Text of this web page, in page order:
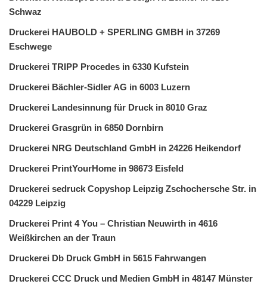
Schwaz
Druckerei HAUBOLD + SPERLING GMBH in 37269
Eschwege
Druckerei TRIPP Procedes in 6330 Kufstein
Druckerei Bächler-Sidler AG in 6003 Luzern
Druckerei Landesinnung für Druck in 8010 Graz
Druckerei Grasgrün in 6850 Dornbirn
Druckerei NRG Deutschland GmbH in 24226 Heikendorf
Druckerei PrintYourHome in 98673 Eisfeld
Druckerei sedruck Copyshop Leipzig Zschochersche Str. in
04229 Leipzig
Druckerei Print 4 You – Christian Neuwirth in 4616
Weißkirchen an der Traun
Druckerei Db Druck GmbH in 5615 Fahrwangen
Druckerei CCC Druck und Medien GmbH in 48147 Münster